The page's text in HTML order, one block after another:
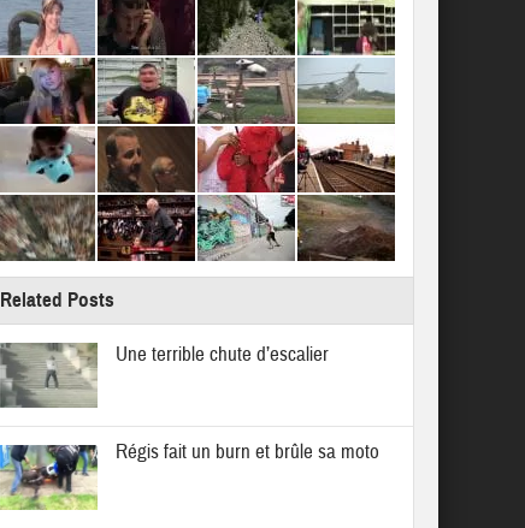
Related Posts
Une terrible chute d’escalier
Régis fait un burn et brûle sa moto